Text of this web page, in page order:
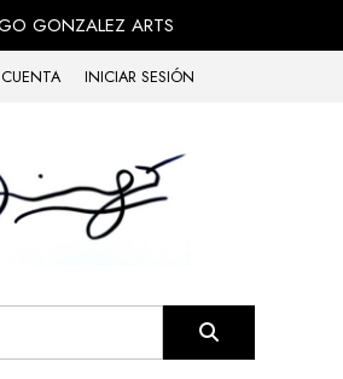
GONZALEZ ARTS
INICIAR SESIÓN